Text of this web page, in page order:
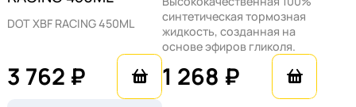
температура застывания позволяет
использовать эту жидкость даже в самых
суровых зимних условиях, когда многие
другие жидкости теряют свои свойства.
DOT XBF RACING 450ML
3 762 ₽
синтетическая тормозная
жидкость, созданная на
основе эфиров гликоля.
1 268 ₽